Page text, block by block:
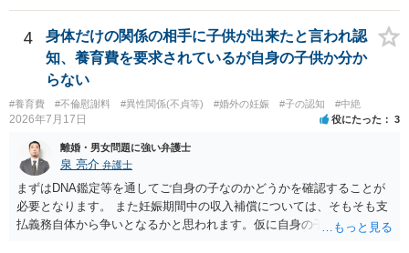
があるなら、結婚期待を理由とする損害については争い得る部分もあ
ります。 なお、貴方から不貞相手へ請求する慰謝料額は、夫が不貞相
手に支払う示談金額だけで決まるものではありません。不貞期間、回
等によって判断されます。 今後の状況等に応じて、弁護士への個別相
というだけですから。
4
身体だけの関係の相手に子供が出来たと言われ認
知、養育費を要求されているが自身の子供か分か
らない
#養育費 #不倫慰謝料 #異性関係(不貞等) #婚外の妊娠 #子の認知 #中絶
2026年7月17日 役にたった 3
離婚・男女問題に強い弁護士
泉 亮介 弁護士
まずはDNA鑑定等を通してご自身の子なのかどうかを確認することが
必要となります。 また妊娠期間中の収入補償については、そもそも支
払義務自体から争いとなるかと思われます。仮に自身の子であったと